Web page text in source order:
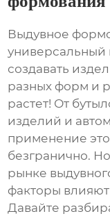
Выдувное
создавать
разных форм и
растет! От
изделий и
применение
безгранично.
рынке
факторы
Давайте